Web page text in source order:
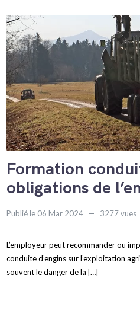
Formation
obligations de
Publié le 06 Mar 2024 3277 vues
L’employeur peut recommander ou
conduite d’engins sur l’exploitation
souvent le danger de la […]